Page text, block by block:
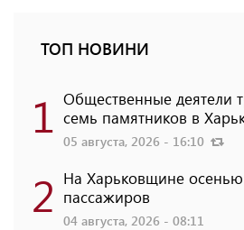
ТОП НОВИНИ
1 Общественные деятели
семь памятников в
05 августа, 2026 - 16:10
2 На Харьковщине осенью
пассажиров
04 августа, 2026 - 08:11